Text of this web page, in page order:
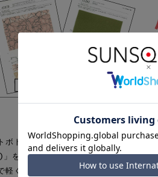
ボトルや繊維屑などが原料の「
」を組み合わせたタフタ。
軽く、マットなルックスとしなやかな